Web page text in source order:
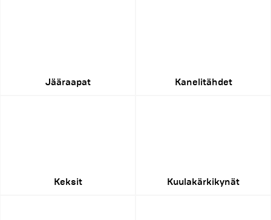
Jääraapat Kanelitähdet
Keksit Kuulakärkikynät